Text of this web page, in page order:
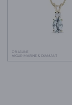
OR JAUNE
AIGUE-MARINE & DIAMANT